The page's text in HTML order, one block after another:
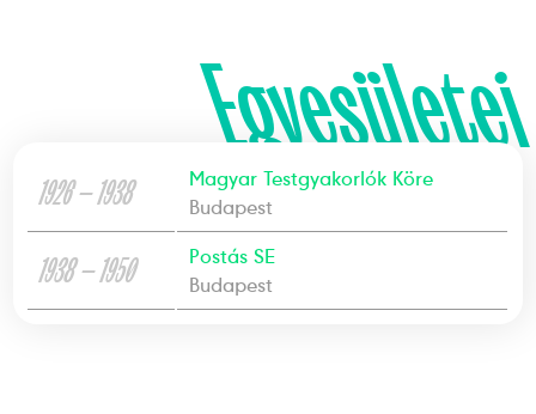
Egyesületei
1926 — 1938
Magyar Testgyakorlók Köre
Budapest
1938 — 1950
Postás SE
Budapest